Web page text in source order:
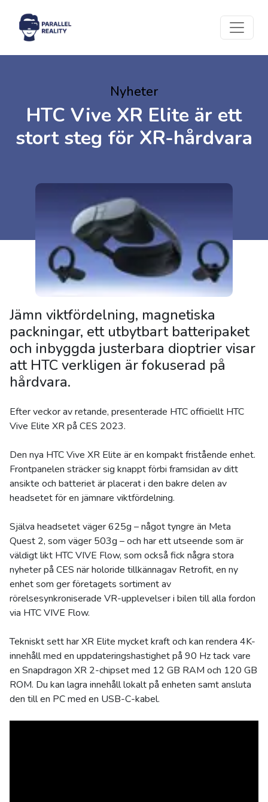
Nyheter
HTC Vive XR Elite är ett
stort steg för XR-hårdvara
Jämn viktfördelning, magnetiska
packningar, ett utbytbart batteripaket
och inbyggda justerbara dioptrier visar
att HTC verkligen är fokuserad på
hårdvara.
Efter veckor av retande, presenterade HTC officiellt HTC
Vive Elite XR på CES 2023.
Den nya HTC Vive XR Elite är en kompakt fristående enhet.
Frontpanelen sträcker sig knappt förbi framsidan av ditt
ansikte och batteriet är placerat i den bakre delen av
headsetet för en jämnare viktfördelning.
Själva headsetet väger 625g – något tyngre än Meta
Quest 2, som väger 503g – och har ett utseende som är
väldigt likt HTC VIVE Flow, som också fick några stora
nyheter på CES när holoride tillkännagav Retrofit, en ny
enhet som ger företagets sortiment av
rörelsesynkroniserade VR-upplevelser i bilen till alla fordon
via HTC VIVE Flow.
Tekniskt sett har XR Elite mycket kraft och kan rendera 4K-
innehåll med en uppdateringshastighet på 90 Hz tack vare
en Snapdragon XR 2-chipset med 12 GB RAM och 120 GB
ROM. Du kan lagra innehåll lokalt på enheten samt ansluta
den till en PC med en USB-C-kabel.